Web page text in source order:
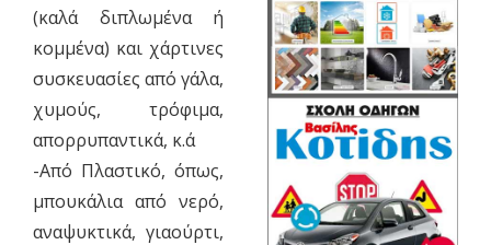
(καλά διπλωμένα ή
κομμένα) και χάρτινες
συσκευασίες από γάλα,
χυμούς, τρόφιμα,
απορρυπαντικά, κ.ά
-Από Πλαστικό, όπως,
μπουκάλια από νερό,
αναψυκτικά, γιαούρτι,